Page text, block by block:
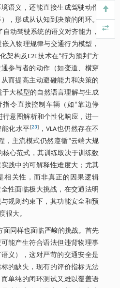
语义，还能直接生成驾驶动作
），形成从认知到决策的闭环。
自动驾驶系统的语义对齐能力，
嵌入物理规律与交通行为模型，
架构及E2E技术在“行为预判”方
参与者的动作（如变道、横穿
而提高主动避碰能力和决策的
于大模型的自然语言理解与生成
令直接控制车辆（如“靠边停
行意图解析和个性化响应，进一
化水平[23]，VLA也仍然存在不
，主流模式仍然遵循“云端大规
核心范式，其训练取决于训练数
践中的可解释性难度大；尤其
相关性，而非真正的因果逻辑
性面临极大挑战，在交通法明
规则约束下，其功能安全和预
很大。
面同样也面临严峻的挑战。首先
能产生符合语法但违背物理事
义），这对严苛的交通安全是
的缺失，现有的评价指标无法
单纯的闭环测试又难以覆盖语